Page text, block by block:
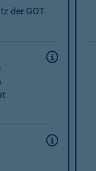
der GOT